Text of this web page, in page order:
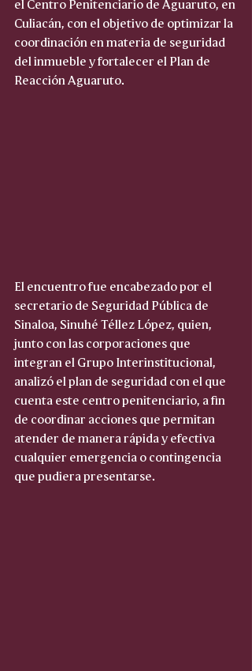
Culiacán, con el objetivo de optimizar la
coordinación en materia de seguridad
del inmueble y fortalecer el Plan de
Reacción Aguaruto.
El encuentro fue encabezado por el
secretario de Seguridad Pública de
Sinaloa, Sinuhé Téllez López, quien,
junto con las corporaciones que
integran el Grupo Interinstitucional,
analizó el plan de seguridad con el que
cuenta este centro penitenciario, a fin
de coordinar acciones que permitan
atender de manera rápida y efectiva
cualquier emergencia o contingencia
que pudiera presentarse.